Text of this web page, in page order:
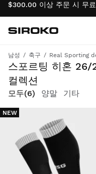
$300.00 이상 주문 시 무
홈페이지
남성 축구 Real Sporting
스포르팅 히혼 26/
컬렉션
경기장 안팎에서 팀 스피릿을 보여주세요
모두(6) 양말 기타
NEW